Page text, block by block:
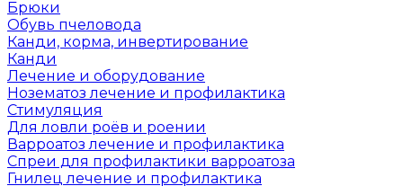
Брюки
Обувь пчеловода
Канди, корма, инвертирование
Канди
Лечение и оборудование
Нозематоз лечение и профилактика
Стимуляция
Для ловли роёв и роении
Варроатоз лечение и профилактика
Спреи для профилактики варроатоза
Гнилец лечение и профилактика